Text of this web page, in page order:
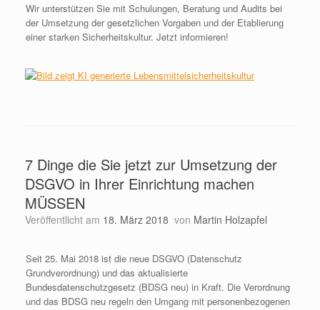
Wir unterstützen Sie mit Schulungen, Beratung und Audits bei
der Umsetzung der gesetzlichen Vorgaben und der Etablierung
einer starken Sicherheitskultur. Jetzt informieren!
7 Dinge die Sie jetzt zur Umsetzung der
DSGVO in Ihrer Einrichtung machen
MÜSSEN
Veröffentlicht am 18. März 2018 von Martin Holzapfel
Seit 25. Mai 2018 ist die neue DSGVO (Datenschutz
Grundverordnung) und das aktualisierte
Bundesdatenschutzgesetz (BDSG neu) in Kraft. Die Verordnung
und das BDSG neu regeln den Umgang mit personenbezogenen